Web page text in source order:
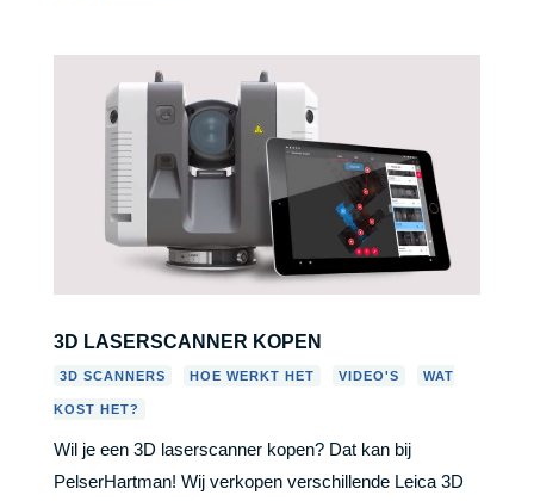
3D LASERSCANNER KOPEN
3D SCANNERS HOE WERKT HET VIDEO'S WAT
KOST HET?
Wil je een 3D laserscanner kopen? Dat kan bij
PelserHartman! Wij verkopen verschillende Leica 3D